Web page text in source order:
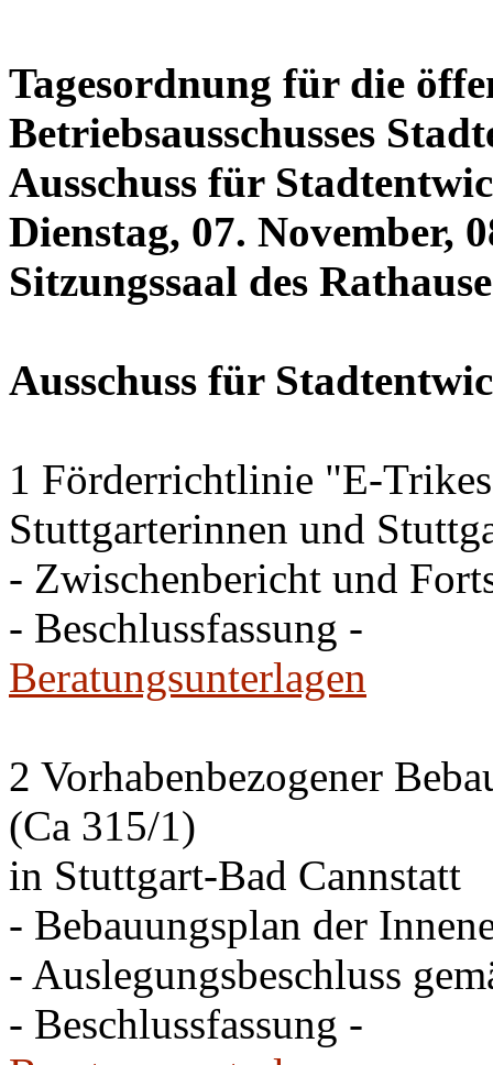
Tagesordnung für die
Betriebsausschusses
Ausschuss für
Dienstag, 07. November,
Sitzungssaal des
Ausschuss für
1 Förderrichtlinie "E-
Stuttgarterinnen und
- Zwischenbericht und
- Beschlussfassung -
Beratungsunterlagen
2 Vorhabenbezogener
(Ca 315/1)
in Stuttgart-Bad Cannstatt
- Bebauungsplan der
- Auslegungsbeschluss
- Beschlussfassung -